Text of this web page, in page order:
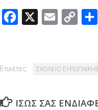
Facebook
X Email
Ετικέτες: ΣΧΟΛΕΙΟ
ΊΣΩΣ ΣΑΣ